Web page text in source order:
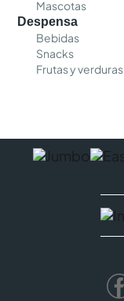
Mascotas
Despensa
Bebidas
Snacks
Frutas y verduras